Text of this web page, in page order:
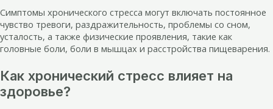
Симптомы хронического стресса могут включать постоянное
чувство тревоги, раздражительность, проблемы со сном,
усталость, а также физические проявления, такие как
головные боли, боли в мышцах и расстройства пищеварения.
Как хронический стресс влияет на
здоровье?